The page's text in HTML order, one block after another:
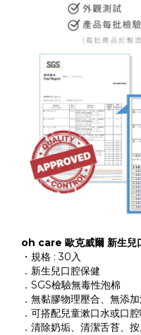
oh care 歐克威爾 新生兒
・規格 : 30入
．新生兒口腔保健
．SGS檢驗無毒性泡棉
．無黏膠物理壓合、無添
．可搭配兒童漱口水或口
．清除奶垢、清潔舌苔、